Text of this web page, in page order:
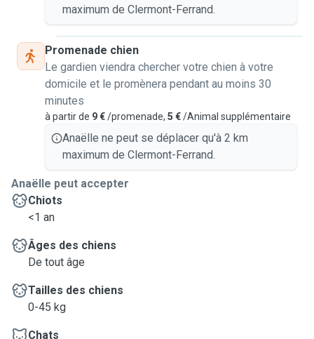
maximum de Clermont-Ferrand.
Promenade chien
Le gardien viendra chercher votre chien à votre
domicile et le promènera pendant au moins 30
minutes
à partir de 9 €/promenade, 5 €/Animal supplémentaire
Anaëlle ne peut se déplacer qu'à 2 km
maximum de Clermont-Ferrand.
Anaëlle peut accepter
Chiots
<1 an
Âges des chiens
De tout âge
Tailles des chiens
0-45 kg
Chats